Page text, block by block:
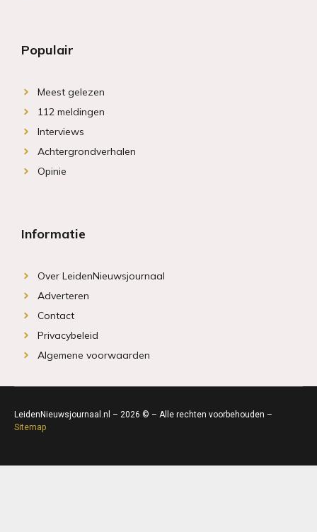
Populair
Meest gelezen
112 meldingen
Interviews
Achtergrondverhalen
Opinie
Informatie
Over LeidenNieuwsjournaal
Adverteren
Contact
Privacybeleid
Algemene voorwaarden
LeidenNieuwsjournaal.nl – 2026 © – Alle rechten voorbehouden –
Sitemap